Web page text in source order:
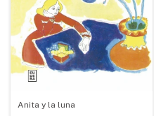
Anita y la luna